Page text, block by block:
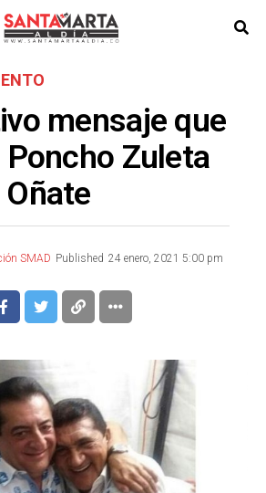
mensaje que
Poncho Zuleta
SMAD Published 24 enero, 2021 5:00 pm